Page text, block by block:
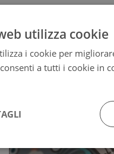
utilizza cookie
i cookie per
a tutti i cookie in